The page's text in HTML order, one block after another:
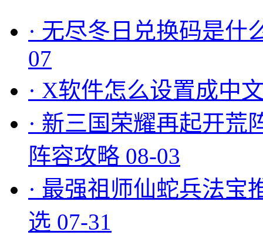
· 无尽冬日兑换码是什
07
· X软件怎么设置成中
· 新三国荣耀再起开荒
阵容攻略 08-03
· 最强祖师仙蛇兵法宝
选 07-31